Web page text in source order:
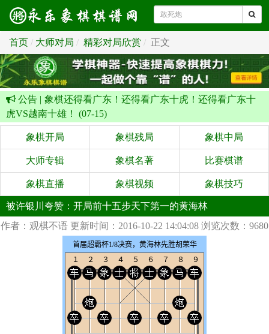
首页 大师对局 精彩对局欣赏 正文
公告 | 象棋还得看广东！还得看广东十虎！还得看广东十
虎VS越南十雄！ (07-15)
象棋开局 象棋残局 象棋中局
大师专辑 象棋名著 比赛棋谱
象棋直播 象棋视频 象棋技巧
被许银川夸赞：开局前十五步天下第一的黄海林
作者：观棋不语 更新时间：2016-10-22 14:04:08 浏览次数：9680